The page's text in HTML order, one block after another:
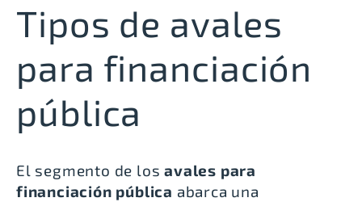
Tipos de avales
para financiación
pública
El segmento de losavales para
financiación pública abarca una